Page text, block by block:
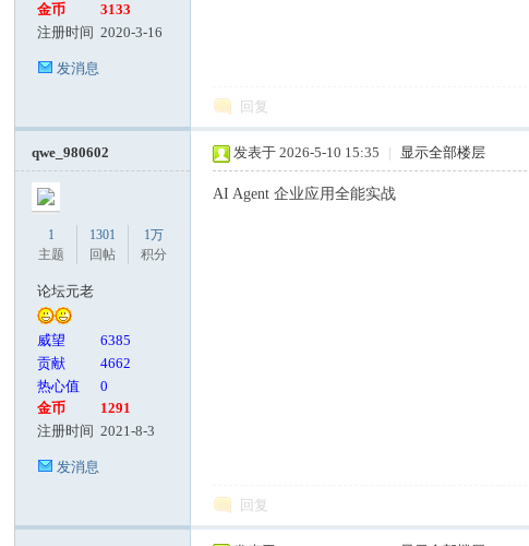
金币
3133
注册时间 2020-3-16
发消息
回复
qwe_980602
1
主题
1301
回帖
1万
积分
论坛元老
威望
6385
贡献
4662
热心值
0
金币
1291
注册时间 2021-8-3
发消息
发表于 2026-5-10 15:35 | 显示全部楼层
AI Agent 企业应用全能实战
回复